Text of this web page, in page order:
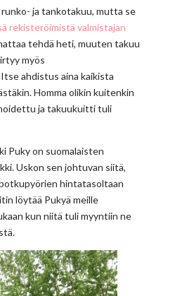
ja tankotakuu, mutta se
rekisteröimistä valmistajan
tehdä heti, muuten takuu
myös
ahdistus aina kaikista
Homma olikin kuitenkin
ja takuukuitti tuli
Puky on suomalaisten
Uskon sen johtuvan siitä,
hintatasoltaan
löytää Pukyä meille
kun niitä tuli myyntiin ne